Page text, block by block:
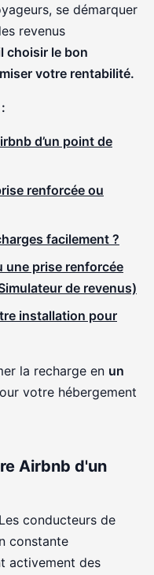
se démarquer
revenus
choisir le bon
votre rentabilité.
d’un point de
renforcée ou
facilement ?
une prise renforcée
de revenus)
installation pour
la recharge en un
votre hébergement
Airbnb d'un
Les conducteurs de
constante
activement des